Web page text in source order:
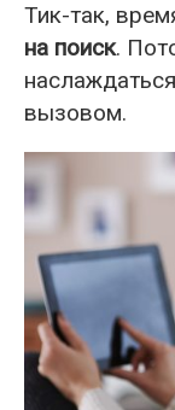
Тик-так,
на поиск.
вызовом.